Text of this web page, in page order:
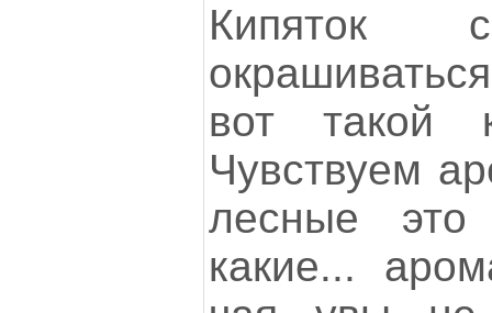
Кипяток
вот такой
Чувствуем
лесные
какие...